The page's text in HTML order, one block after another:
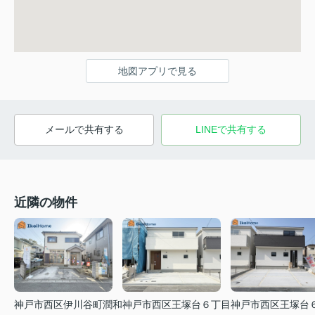
地図アプリで見る
メールで共有する LINEで共有する
近隣の物件
神戸市西区伊川谷町潤和神戸市西区王塚台６丁目神戸市西区王塚台